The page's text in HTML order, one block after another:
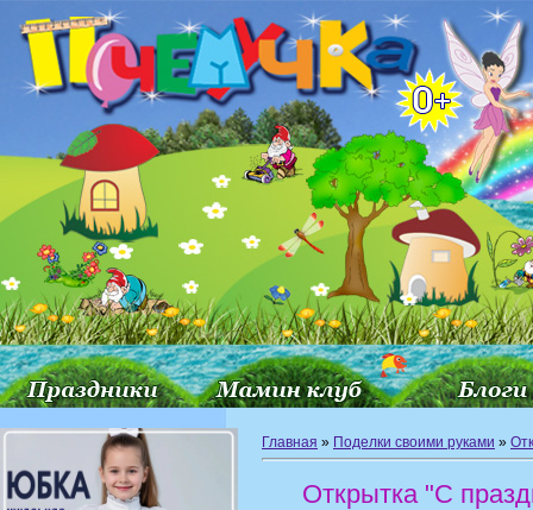
Главная » Поделки своими руками »
Открытка "С